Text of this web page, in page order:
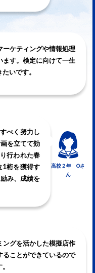
ケティングや情報処理
す。検定に向けて一生
いです。
べく努力し
を立てて効
行われた春
1桁を獲得す
み、成績を
高校２年 Oさ
ん
グを活かした模擬店作
ことができているので